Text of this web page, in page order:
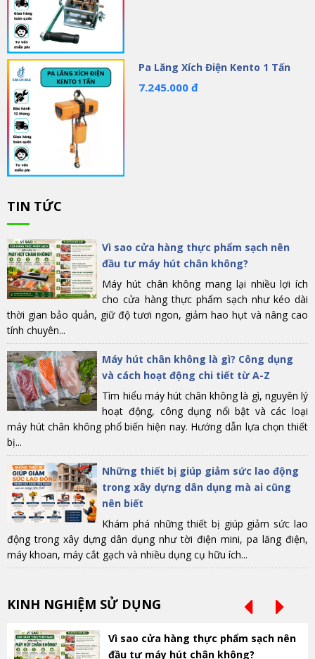
Pa Lăng Xích Điện Kento 1 Tấn
7.245.000 đ
TIN TỨC
Vì sao cửa hàng thực phẩm sạch nên
đầu tư máy hút chân không?
Máy hút chân không mang lại nhiều lợi ích
cho cửa hàng thực phẩm sạch như kéo dài
thời gian bảo quản, giữ độ tươi ngon, giảm hao hụt và nâng cao
tính chuyên...
Máy hút chân không là gì? Công dụng
và cách hoạt động chi tiết từ A-Z
Tìm hiểu máy hút chân không là gì, nguyên lý
hoạt động, công dụng nổi bật và các loại
máy hút chân không phổ biến hiện nay. Hướng dẫn lựa chọn thiết
bị...
Những thiết bị giúp giảm sức lao động
trong xây dựng dân dụng mà ai cũng
nên biết
Khám phá những thiết bị giúp giảm sức lao
động trong xây dựng dân dụng như tời điện mini, pa lăng điện,
máy khoan, máy cắt gạch và nhiều dụng cụ hữu ích...
KINH NGHIỆM SỬ DỤNG
Vì sao cửa hàng thực phẩm sạch nên
đầu tư máy hút chân không?